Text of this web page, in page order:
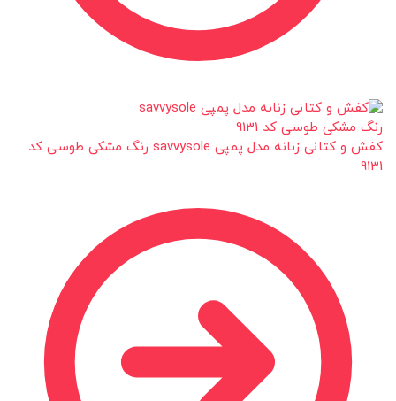
کفش و کتانی زنانه مدل پمپی savvysole رنگ مشکی طوسی کد
9131